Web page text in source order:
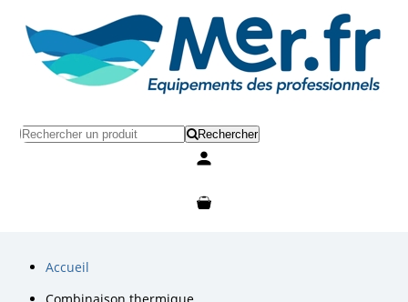
Rechercher
Accueil
Combinaison thermique